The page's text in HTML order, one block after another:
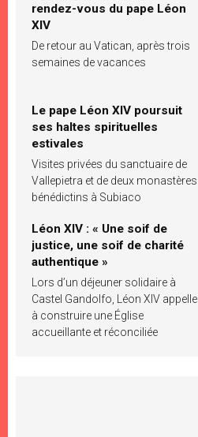
rendez-vous du pape Léon
XIV
De retour au Vatican, après trois
semaines de vacances
Le pape Léon XIV poursuit
ses haltes spirituelles
estivales
Visites privées du sanctuaire de
Vallepietra et de deux monastères
bénédictins à Subiaco
Léon XIV : « Une soif de
justice, une soif de charité
authentique »
Lors d’un déjeuner solidaire à
Castel Gandolfo, Léon XIV appelle
à construire une Église
accueillante et réconciliée